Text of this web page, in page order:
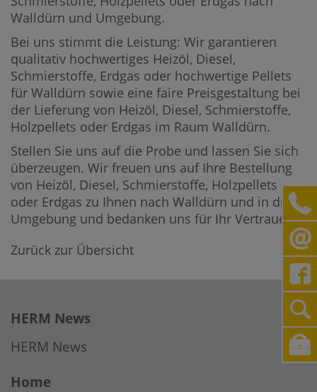
Walldürn und Umgebung.
Bei uns stimmt die Leistung: Wir garantieren
qualitativ hochwertiges Heizöl, Diesel,
Schmierstoffe, Erdgas oder hochwertige Pellets
für Walldürn sowie eine faire Preisgestaltung bei
der Lieferung von Heizöl, Diesel, Schmierstoffe,
Holzpellets oder Erdgas im Raum Walldürn.
Stellen Sie uns auf die Probe und lassen Sie sich
überzeugen. Wir freuen uns auf Ihre Bestellung
von Heizöl, Diesel, Schmierstoffe, Holzpellets
oder Erdgas zu Ihnen nach Walldürn und in die
Umgebung und bedanken uns für Ihr Vertrauen.
Zurück zur Übersicht
HERM News
HERM News
Home